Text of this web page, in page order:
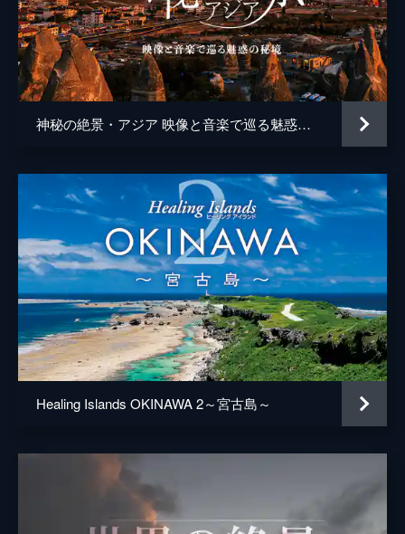
神秘の絶景・アジア 映像と音楽で巡る魅惑の秘境
Healing Islands OKINAWA 2～宮古島～